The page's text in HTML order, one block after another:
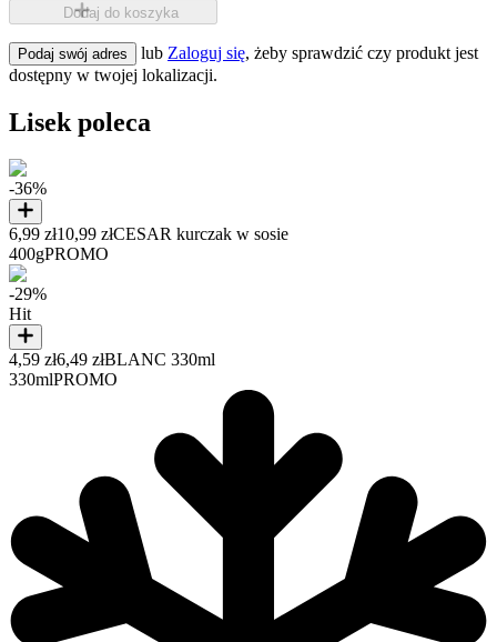
Dodaj do koszyka
Podaj swój adres lub Zaloguj się, żeby sprawdzić czy produkt jest
dostępny w twojej lokalizacji.
Lisek poleca
-36%
6,99 zł10,99 złCESAR kurczak w sosie
400gPROMO
-29%
Hit
4,59 zł6,49 złBLANC 330ml
330mlPROMO